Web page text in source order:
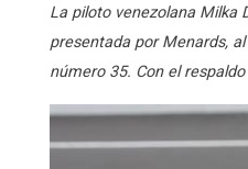
La piloto venezolana Milka
presentada por Menards,
número 35. Con el